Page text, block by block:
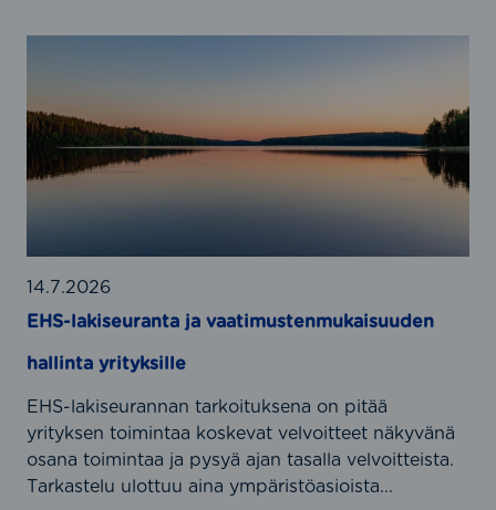
0
,
S
0
1
j
I
S
O
9
-
a
s
e
u
a
t
a
j
a
14.7.2026
EHS-lakiseuranta ja vaatimustenmukaisuuden
hallinta yrityksille
EHS-lakiseurannan tarkoituksena on pitää
yrityksen toimintaa koskevat velvoitteet näkyvänä
osana toimintaa ja pysyä ajan tasalla velvoitteista.
Tarkastelu ulottuu aina ympäristöasioista...